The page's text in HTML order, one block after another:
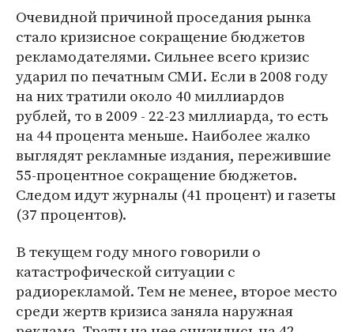
Очевидной причиной проседания рынка
стало кризисное сокращение бюджетов
рекламодателями. Сильнее всего кризис
ударил по печатным СМИ. Если в 2008 году
на них тратили около 40 миллиардов
рублей, то в 2009 - 22-23 миллиарда, то есть
на 44 процента меньше. Наиболее жалко
выглядят рекламные издания, пережившие
55-процентное сокращение бюджетов.
Следом идут журналы (41 процент) и газеты
(37 процентов).
В текущем году много говорили о
катастрофической ситуации с
радиорекламой. Тем не менее, второе место
среди жертв кризиса заняла наружная